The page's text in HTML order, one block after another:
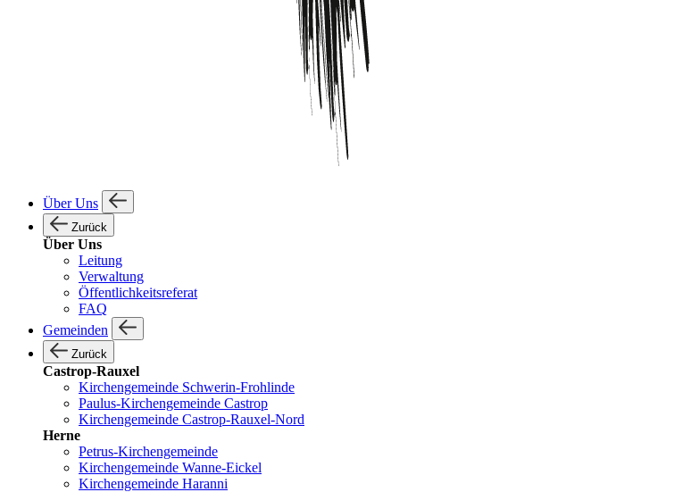
Über Uns
Zurück
Über Uns
Leitung
Verwaltung
Öffentlichkeitsreferat
FAQ
Gemeinden
Zurück
Castrop-Rauxel
Kirchengemeinde Schwerin-Frohlinde
Paulus-Kirchengemeinde Castrop
Kirchengemeinde Castrop-Rauxel-Nord
Herne
Petrus-Kirchengemeinde
Kirchengemeinde Wanne-Eickel
Kirchengemeinde Haranni